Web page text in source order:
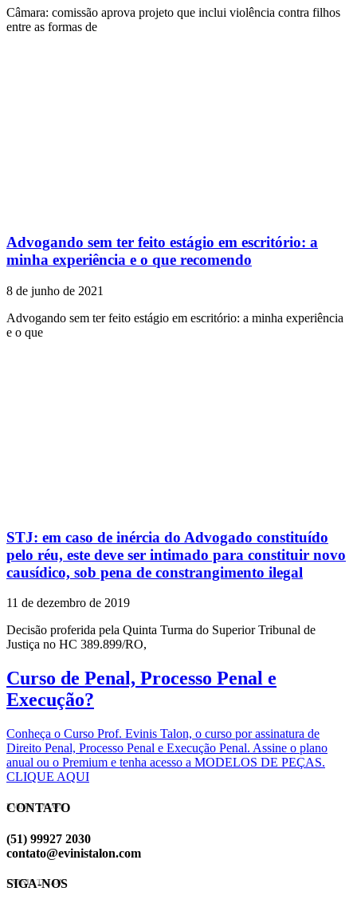
Câmara: comissão aprova projeto que inclui violência contra filhos
entre as formas de
Advogando sem ter feito estágio em escritório: a
minha experiência e o que recomendo
8 de junho de 2021
Advogando sem ter feito estágio em escritório: a minha experiência
e o que
STJ: em caso de inércia do Advogado constituído
pelo réu, este deve ser intimado para constituir novo
causídico, sob pena de constrangimento ilegal
11 de dezembro de 2019
Decisão proferida pela Quinta Turma do Superior Tribunal de
Justiça no HC 389.899/RO,
Curso de Penal, Processo Penal e
Execução?
Conheça o Curso Prof. Evinis Talon, o curso por assinatura de
Direito Penal, Processo Penal e Execução Penal. Assine o plano
anual ou o Premium e tenha acesso a MODELOS DE PEÇAS.
CLIQUE AQUI
EVINIS TALON
CONTATO
(51) 99927 2030
contato@evinistalon.com
EVINIS TALON
SIGA-NOS